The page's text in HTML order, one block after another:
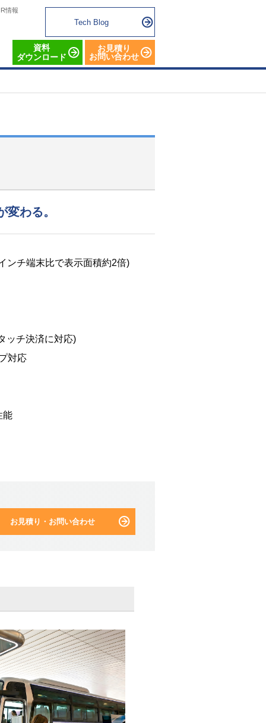
情報
Tech Blog
資料
ダウンロード
お見積り
お問い合わせ
わる。
ンチ端末比で表示面積約2倍)
ッチ決済に対応)
対応
能
お見積り・お問い合わせ